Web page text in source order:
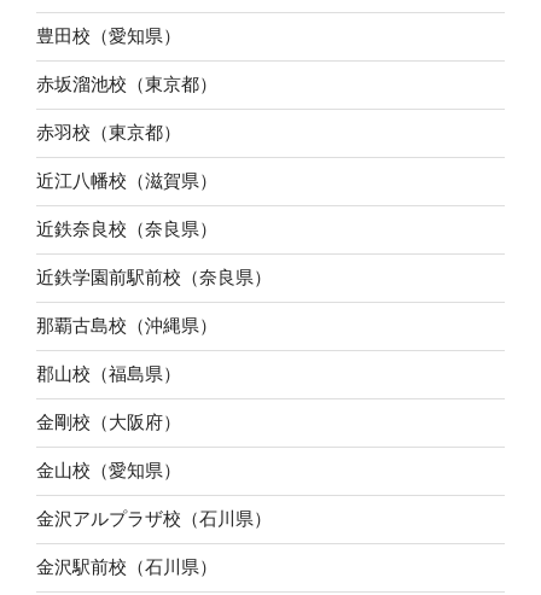
豊田校（愛知県）
赤坂溜池校（東京都）
赤羽校（東京都）
近江八幡校（滋賀県）
近鉄奈良校（奈良県）
近鉄学園前駅前校（奈良県）
那覇古島校（沖縄県）
郡山校（福島県）
金剛校（大阪府）
金山校（愛知県）
金沢アルプラザ校（石川県）
金沢駅前校（石川県）